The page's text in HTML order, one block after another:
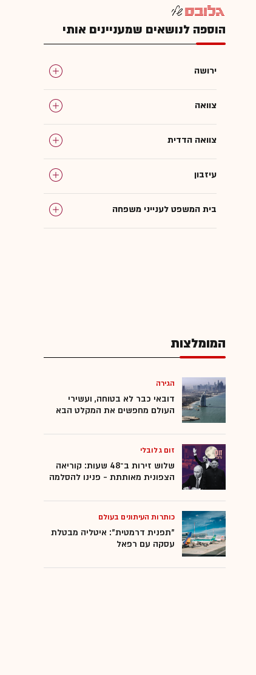
הוספה לנושאים שמעניינים אותי
ירושה
צוואה
צוואה הדדית
עיזבון
בית המשפט לענייני משפחה
המומלצות
הגירה
דובאי כבר לא בטוחה, ועשירי
העולם מחפשים את המקלט הבא
זום גלובלי
שלוש זירות ב־48 שעות: קוריאה
הצפונית מאותתת - פנינו להסלמה
כותרות העיתונים בעולם
"תפנית דרמטית": איטליה מבטלת
עסקה עם רפאל